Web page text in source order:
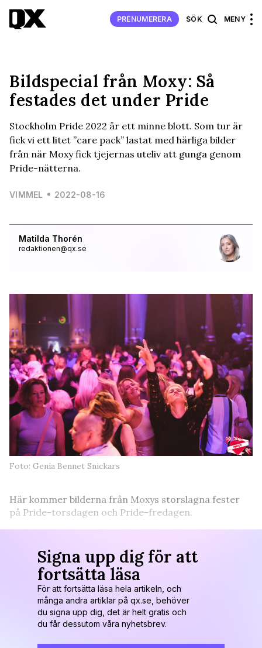
PRENUMERERA SÖK MENY
Matilda Thorén
redaktionen@qx.se
Bildspecial från Moxy: Så
festades det under Pride
Stockholm Pride 2022 är ett minne blott. Som tur är
fick vi ett litet ”care pack” lastat med härliga bilder
från när Moxy fick tjejernas uteliv att gunga genom
Pride-nätterna.
VIMMEL 2022-08-16
Foto: Genia Bennet Snickars
Här kommer bilderna från Moxys storslagna fester
på Pride-torsdagen och Pride-fredagen.
Signa upp dig för att
fortsätta läsa
För att fortsätta läsa hela artikeln, och
många andra artiklar på qx.se, behöver
du signa upp dig, det är helt gratis och
du får dessutom våra nyhetsbrev.